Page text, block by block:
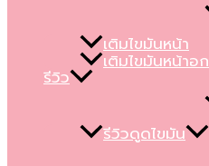
เติมไขมันหน้า
เติมไขมันหน้าอก
รีวิว
รีวิวดูดไขมัน